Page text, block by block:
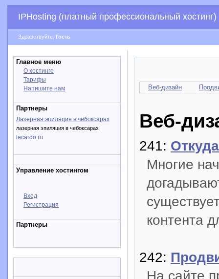
IPHosting (платный профессиональный хостинг)
Здравствуйте, Гость
Главное меню
О хостинге
Тарифы
Напишите нам
Партнеры
Лазерная эпиляция в чебоксарах
лазерная эпиляция в чебоксарах
lecardo.ru
Управление хостингом
Вход
Регистрация
Партнеры
Веб-дизайн
Веб-
241:
Многие
контента
242:
На сайте